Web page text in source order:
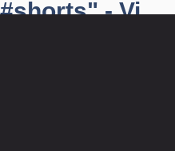
#shorts" - Vi...